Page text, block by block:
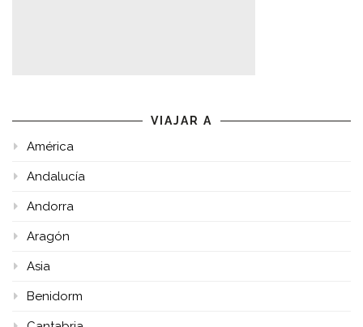
VIAJAR A
América
Andalucía
Andorra
Aragón
Asia
Benidorm